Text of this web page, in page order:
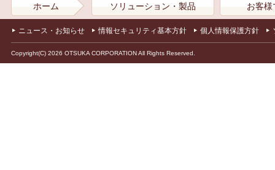
ホーム ソリューション・製品 お客様
ニュース・お知らせ 情報セキュリティ基本方針 個人情報保護方針
Copyright(C) 2026 OTSUKA CORPORATION All Rights Reserved.